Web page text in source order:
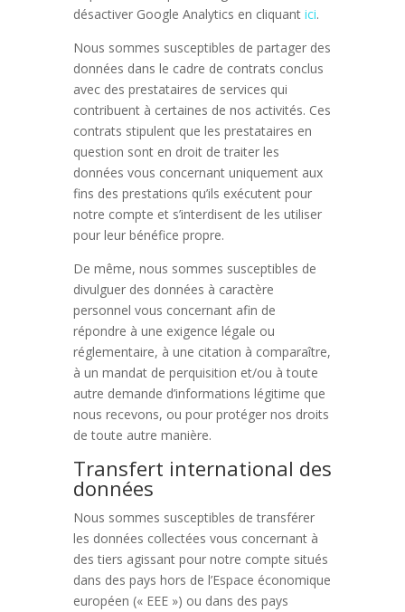
désactiver Google Analytics en cliquant ici.
Nous sommes susceptibles de partager des
données dans le cadre de contrats conclus
avec des prestataires de services qui
contribuent à certaines de nos activités. Ces
contrats stipulent que les prestataires en
question sont en droit de traiter les
données vous concernant uniquement aux
fins des prestations qu’ils exécutent pour
notre compte et s’interdisent de les utiliser
pour leur bénéfice propre.
De même, nous sommes susceptibles de
divulguer des données à caractère
personnel vous concernant afin de
répondre à une exigence légale ou
réglementaire, à une citation à comparaître,
à un mandat de perquisition et/ou à toute
autre demande d’informations légitime que
nous recevons, ou pour protéger nos droits
de toute autre manière.
Transfert international des
données
Nous sommes susceptibles de transférer
les données collectées vous concernant à
des tiers agissant pour notre compte situés
dans des pays hors de l’Espace économique
européen (« EEE ») ou dans des pays